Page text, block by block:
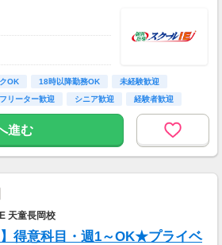
OK 18時以降勤務OK
未経験歓迎
フリーター歓迎 シニア歓迎 経験者歓迎
進む
天童長岡校
】得意科目・週1～OK★プライベ